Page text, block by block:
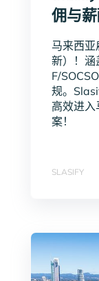
佣与
马来西
新）！
F/
规。
高效进
案！
SLASIFY